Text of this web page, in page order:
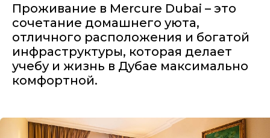
Проживание в Mercure Dubai – это
сочетание домашнего уюта,
отличного расположения и богатой
инфраструктуры, которая делает
учебу и жизнь в Дубае максимально
комфортной.